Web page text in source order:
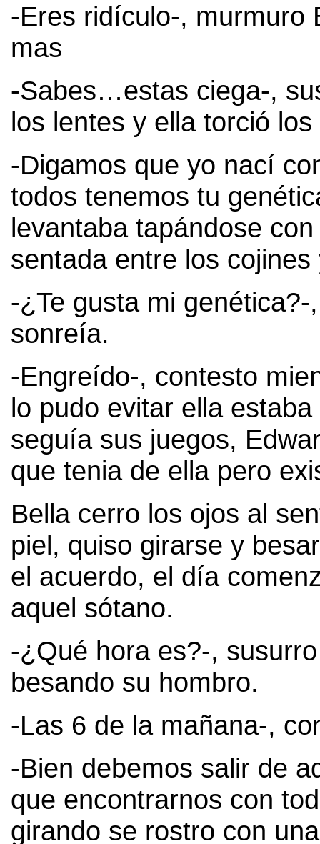
-Eres ridículo-, murmuro
mas
-Sabes…estas ciega-,
los lentes y ella torció los
-Digamos que yo nací
todos tenemos tu
levantaba tapándose
sentada entre los
-¿Te gusta mi
sonreía.
-Engreído-, contesto
lo pudo evitar ella
seguía sus juegos,
que tenia de ella pero
Bella cerro los ojos al
piel, quiso girarse y
el acuerdo, el día
aquel sótano.
-¿Qué hora es?-,
besando su hombro.
-Las 6 de la mañana-,
-Bien debemos salir de
que encontrarnos con
girando se rostro con